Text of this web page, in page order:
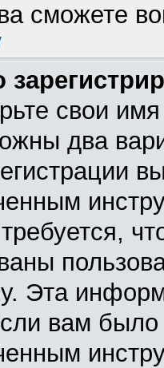
сможете
свои
два
Эта
вам